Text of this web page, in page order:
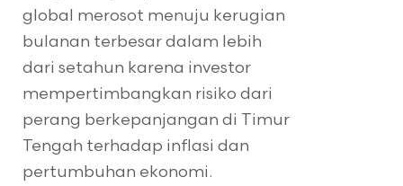
global merosot menuju kerugian
bulanan terbesar dalam lebih
dari setahun karena investor
mempertimbangkan risiko dari
perang berkepanjangan di Timur
Tengah terhadap inflasi dan
pertumbuhan ekonomi.